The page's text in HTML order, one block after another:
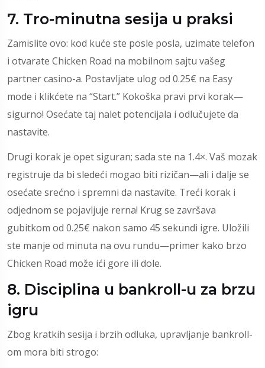
7. Tro-minutna sesija u praksi
Zamislite ovo: kod kuće ste posle posla, uzimate telefon
i otvarate Chicken Road na mobilnom sajtu vašeg
partner casino-a. Postavljate ulog od 0.25€ na Easy
mode i klikćete na “Start.” Kokoška pravi prvi korak—
sigurno! Osećate taj nalet potencijala i odlučujete da
nastavite.
Drugi korak je opet siguran; sada ste na 1.4×. Vaš mozak
registruje da bi sledeći mogao biti rizičan—ali i dalje se
osećate srećno i spremni da nastavite. Treći korak i
odjednom se pojavljuje rerna! Krug se završava
gubitkom od 0.25€ nakon samo 45 sekundi igre. Uložili
ste manje od minuta na ovu rundu—primer kako brzo
Chicken Road može ići gore ili dole.
8. Disciplina u bankroll-u za brzu
igru
Zbog kratkih sesija i brzih odluka, upravljanje bankroll-
om mora biti strogo: